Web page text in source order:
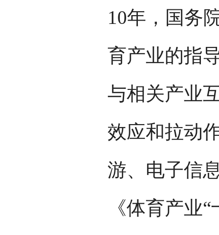
10年，国务
育产业的指
与相关产业
效应和拉动
游、电子信
《体育产业